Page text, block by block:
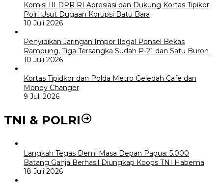
Komisi III DPR RI Apresiasi dan Dukung Kortas Tipikor
Polri Usut Dugaan Korupsi Batu Bara
10 Juli 2026
Penyidikan Jaringan Impor Ilegal Ponsel Bekas
Rampung, Tiga Tersangka Sudah P-21 dan Satu Buron
10 Juli 2026
Kortas Tipidkor dan Polda Metro Geledah Cafe dan
Money Changer
9 Juli 2026
TNI & POLRI
Langkah Tegas Demi Masa Depan Papua: 5.000
Batang Ganja Berhasil Diungkap Koops TNI Habema
18 Juli 2026